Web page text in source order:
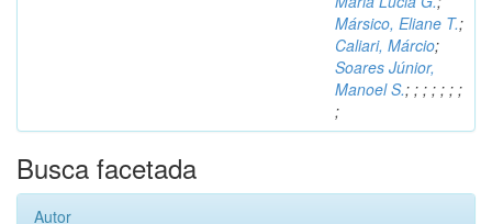
Mársico, Eliane T.;
Caliari, Márcio;
Soares Júnior,
Manoel S.; ; ; ; ; ; ;
;
Busca facetada
Autor